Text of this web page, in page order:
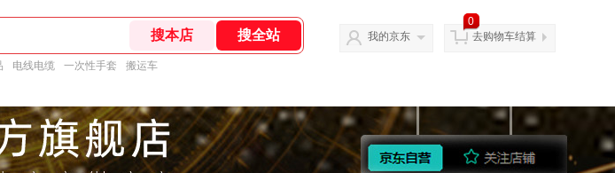
电线电缆 一次性手套 搬运车
我的京东
0
去购物车结算